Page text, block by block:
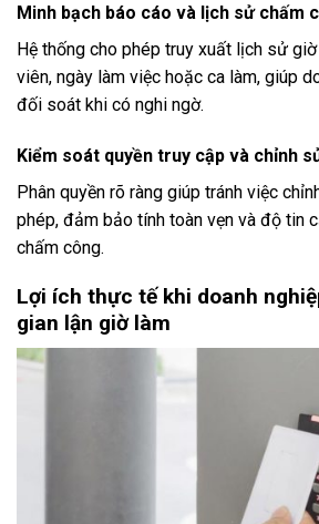
Minh bạch báo cáo và lịch sử chấm
Hệ thống cho phép truy xuất lịch sử
viên, ngày làm việc hoặc ca làm, giúp
đối soát khi có nghi ngờ.
Kiểm soát quyền truy cập và chỉnh
Phân quyền rõ ràng giúp tránh việc
phép, đảm bảo tính toàn vẹn và độ tin
chấm công.
Lợi ích thực tế khi doanh
gian lận giờ làm